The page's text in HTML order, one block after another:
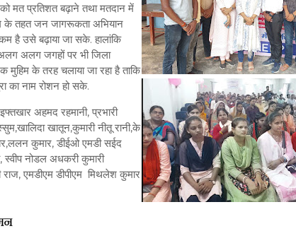
मत प्रतिशत बढ़ाने तथा मतदान में
के तहत जन जागरूकता अभियान
है उसे बढ़ाया जा सके. हालांकि
अलग जगहों पर भी जिला
मुहिम के तरह चलाया जा रहा है ताकि
नाम रोशन हो सके.
अहमद रहमानी, प्रभारी
खातून,कुमारी नीतू रानी,के
कुमार, डीईओ एमडी सईद
स्वीप नोडल अधकरी कुमारी
राज, एमडीएम डीपीएम मिथलेश कुमार